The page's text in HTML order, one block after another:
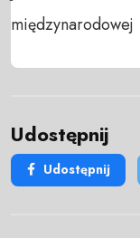
międzynarodowej
Udostępnij
Udostępnij